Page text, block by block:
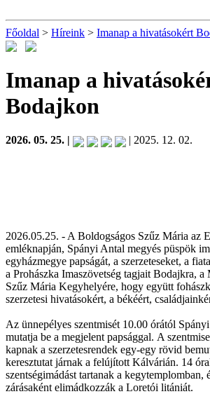
Főoldal > Híreink > Imanap a hivatásokért
Imanap a
Bodajkon
2026. 05. 25. | | 2025. 12. 02.
2026.05.25. - A Boldogságos Szűz Mária az
emléknapján, Spányi Antal megyés püspök
egyházmegye papságát, a szerzeteseket, a
a Prohászka Imaszövetség tagjait Bodajkra,
Szűz Mária Kegyhelyére, hogy együtt
szerzetesi hivatásokért, a békéért,
Az ünnepélyes szentmisét 10.00 órától
mutatja be a megjelent papsággal. A
kapnak a szerzetesrendek egy-egy rövid
keresztutat járnak a felújított Kálvárián. 14
szentségimádást tartanak a kegytemplomban,
zárásaként elimádkozzák a Loretói litániát.